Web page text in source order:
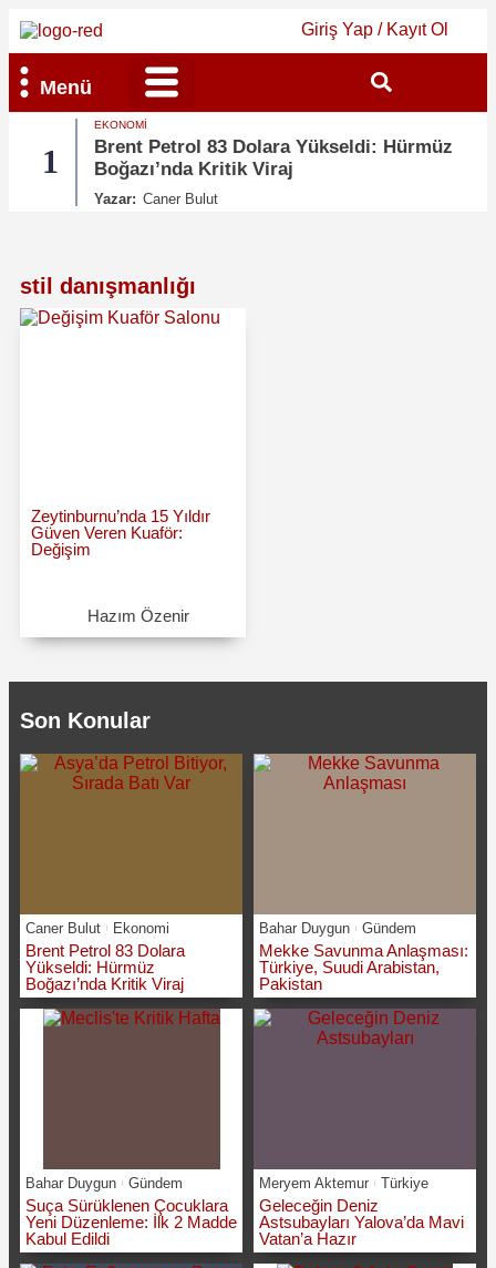
Giriş Yap / Kayıt Ol
Menü
1
EKONOMI
Brent Petrol 83 Dolara Yükseldi: Hürmüz
Boğazı’nda Kritik Viraj
Yazar: Caner Bulut
stil danışmanlığı
Zeytinburnu’nda 15 Yıldır
Güven Veren Kuaför:
Değişim
Hazım Özenir
Son Konular
Caner Bulut Ekonomi
Brent Petrol 83 Dolara
Yükseldi: Hürmüz
Boğazı’nda Kritik Viraj
Bahar Duygun Gündem
Mekke Savunma Anlaşması:
Türkiye, Suudi Arabistan,
Pakistan
Bahar Duygun Gündem
Suça Sürüklenen Çocuklara
Yeni Düzenleme: İlk 2 Madde
Kabul Edildi
Meryem Aktemur Türkiye
Geleceğin Deniz
Astsubayları Yalova’da Mavi
Vatan’a Hazır